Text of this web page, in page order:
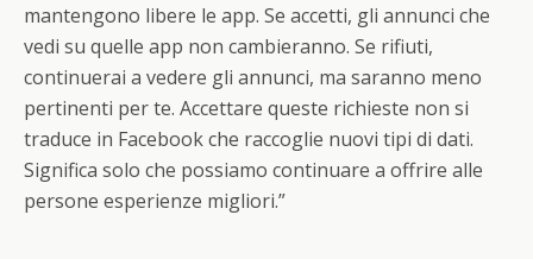
mantengono libere le app. Se accetti, gli annunci che
vedi su quelle app non cambieranno. Se rifiuti,
continuerai a vedere gli annunci, ma saranno meno
pertinenti per te. Accettare queste richieste non si
traduce in Facebook che raccoglie nuovi tipi di dati.
Significa solo che possiamo continuare a offrire alle
persone esperienze migliori.”